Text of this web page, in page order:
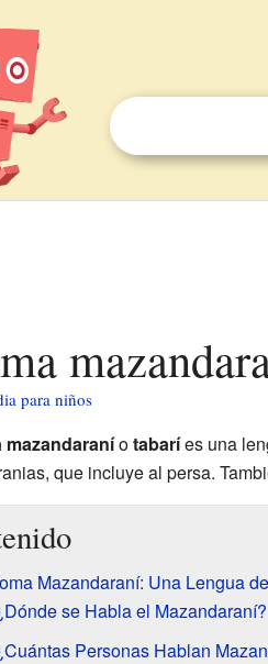
para niños
mazandaraníotabaríes una
que incluye al persa.
Mazandaraní: Una Lengua
se Habla el Mazandaraní?
Personas Hablan